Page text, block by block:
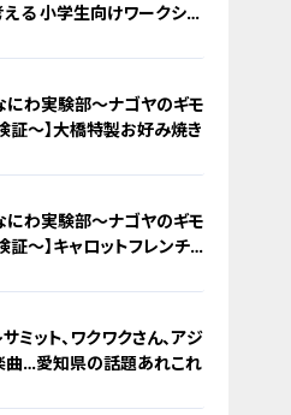
える 小学生向けワークショ
なにわ実験部～ナゴヤのギモ
証～】大橋特製お好み焼き
なにわ実験部～ナゴヤのギモ
証～】キャロットフレンチ
ミット、ワクワクさん、アジ
曲…愛知県の話題あれこれ